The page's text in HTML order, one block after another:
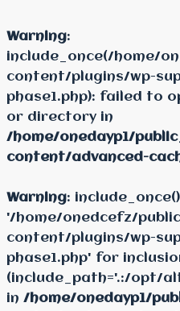
Warning:
include_once(/home/
content/plugins/wp-
phase1.php): failed to
or directory in
/home/onedayp1/
content/advanced-
Warning:
'/home/onedcefz/
content/plugins/wp-
phase1.php' for
(include_path='.:/opt/
in /home/onedayp1/